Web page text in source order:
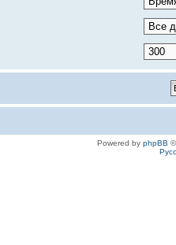
Powered by phpBB